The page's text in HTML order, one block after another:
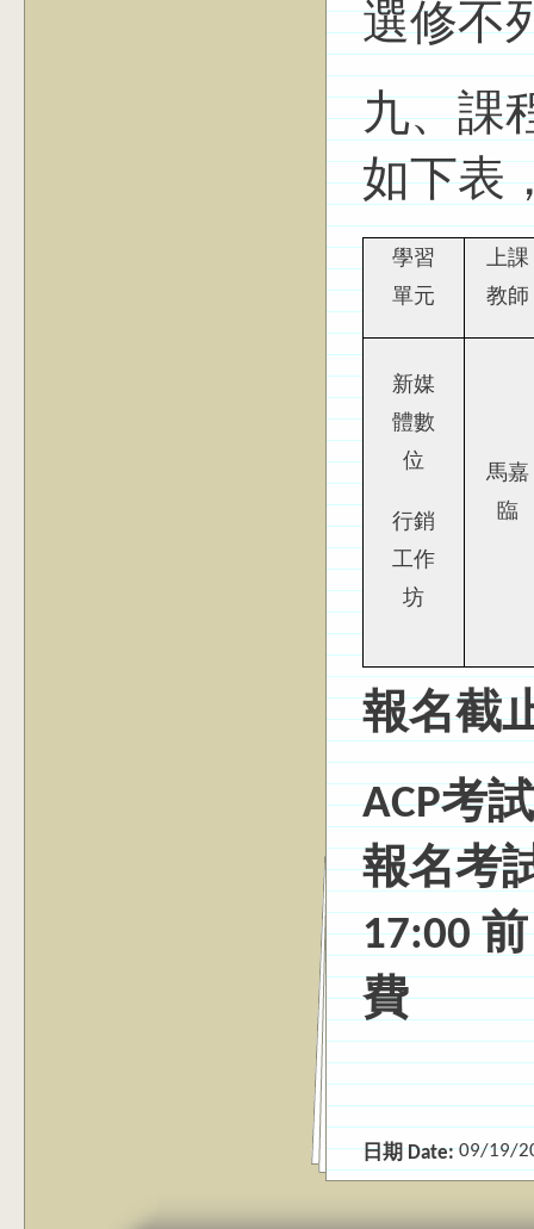
選修不
九、課
如下表
學習
單元
上課
教師
新媒
體數
位
行銷
工作
坊
馬嘉
臨
報名截
ACP考
報名考
17:00
費
日期 Date:09/19/